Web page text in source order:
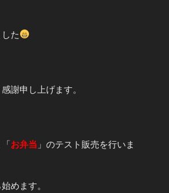
た
謝申し上げます。
お弁当 」のテスト販売を行いま
めます。